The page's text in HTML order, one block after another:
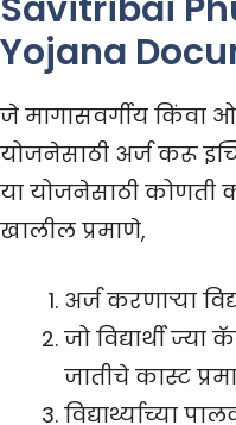
Savitribai
Yojana
जे मागासवर्गीय किंवा
योजनेसाठी अर्ज करू
या योजनेसाठी कोणती
खालील प्रमाणे,
अर्ज करणाऱ्या
जो विद्यार्थी
जातीचे कास्ट
विद्यार्थ्याच्या